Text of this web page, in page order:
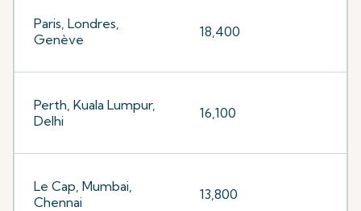
Paris, Londres,
Genève
18,400
Perth, Kuala Lumpur,
Delhi
16,100
Le Cap, Mumbai,
Chennai
13,800